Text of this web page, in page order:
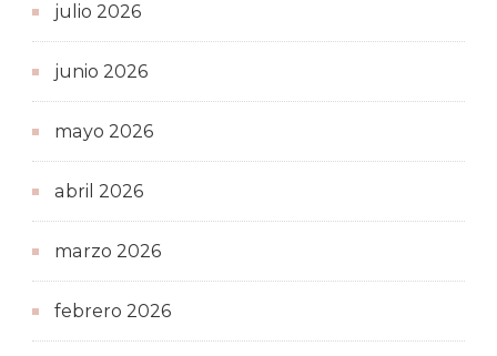
julio 2026
junio 2026
mayo 2026
abril 2026
marzo 2026
febrero 2026